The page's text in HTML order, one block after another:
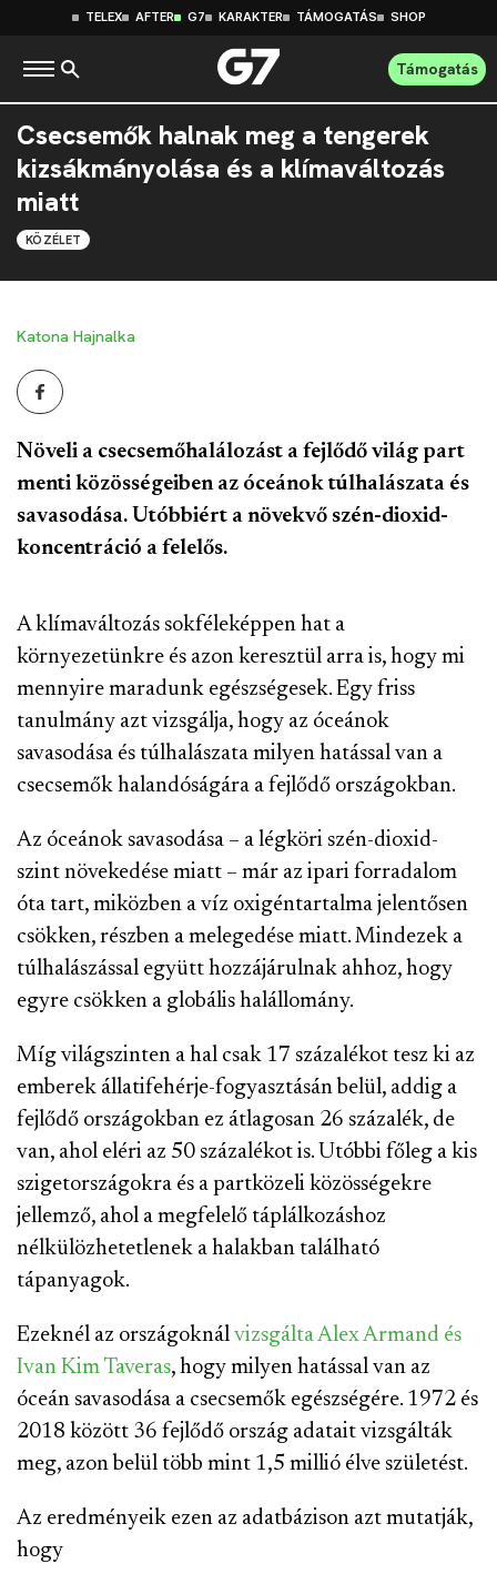
TELEX AFTER G7 KARAKTER TÁMOGATÁS SHOP
Támogatás
Csecsemők halnak meg a tengerek
kizsákmányolása és a klímaváltozás
miatt
KÖZÉLET
Katona Hajnalka
Növeli a csecsemőhalálozást a fejlődő világ part
menti közösségeiben az óceánok túlhalászata és
savasodása. Utóbbiért a növekvő szén-dioxid-
koncentráció a felelős.
A klímaváltozás sokféleképpen hat a
környezetünkre és azon keresztül arra is, hogy mi
mennyire maradunk egészségesek. Egy friss
tanulmány azt vizsgálja, hogy az óceánok
savasodása és túlhalászata milyen hatással van a
csecsemők halandóságára a fejlődő országokban.
Az óceánok savasodása – a légköri szén-dioxid-
szint növekedése miatt – már az ipari forradalom
óta tart, miközben a víz oxigéntartalma jelentősen
csökken, részben a melegedése miatt. Mindezek a
túlhalászással együtt hozzájárulnak ahhoz, hogy
egyre csökken a globális halállomány.
Míg világszinten a hal csak 17 százalékot tesz ki az
emberek állatifehérje-fogyasztásán belül, addig a
fejlődő országokban ez átlagosan 26 százalék, de
van, ahol eléri az 50 százalékot is. Utóbbi főleg a kis
szigetországokra és a partközeli közösségekre
jellemző, ahol a megfelelő táplálkozáshoz
nélkülözhetetlenek a halakban található
tápanyagok.
Ezeknél az országoknál vizsgálta Alex Armand és
Ivan Kim Taveras, hogy milyen hatással van az
óceán savasodása a csecsemők egészségére. 1972 és
2018 között 36 fejlődő ország adatait vizsgálták
meg, azon belül több mint 1,5 millió élve születést.
Az eredményeik ezen az adatbázison azt mutatják,
hogy